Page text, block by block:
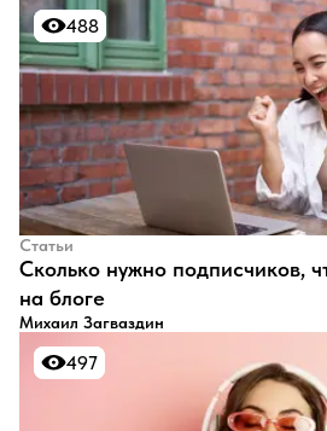
488
488
Статьи
​Сколько нужно подписчиков,
на блоге
Михаил Загваздин
497
497